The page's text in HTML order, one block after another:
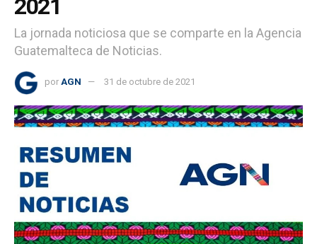
2021
La jornada noticiosa que se comparte en la Agencia
Guatemalteca de Noticias.
por AGN 31 de octubre de 2021